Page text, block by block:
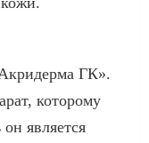
ГК».
которому
является